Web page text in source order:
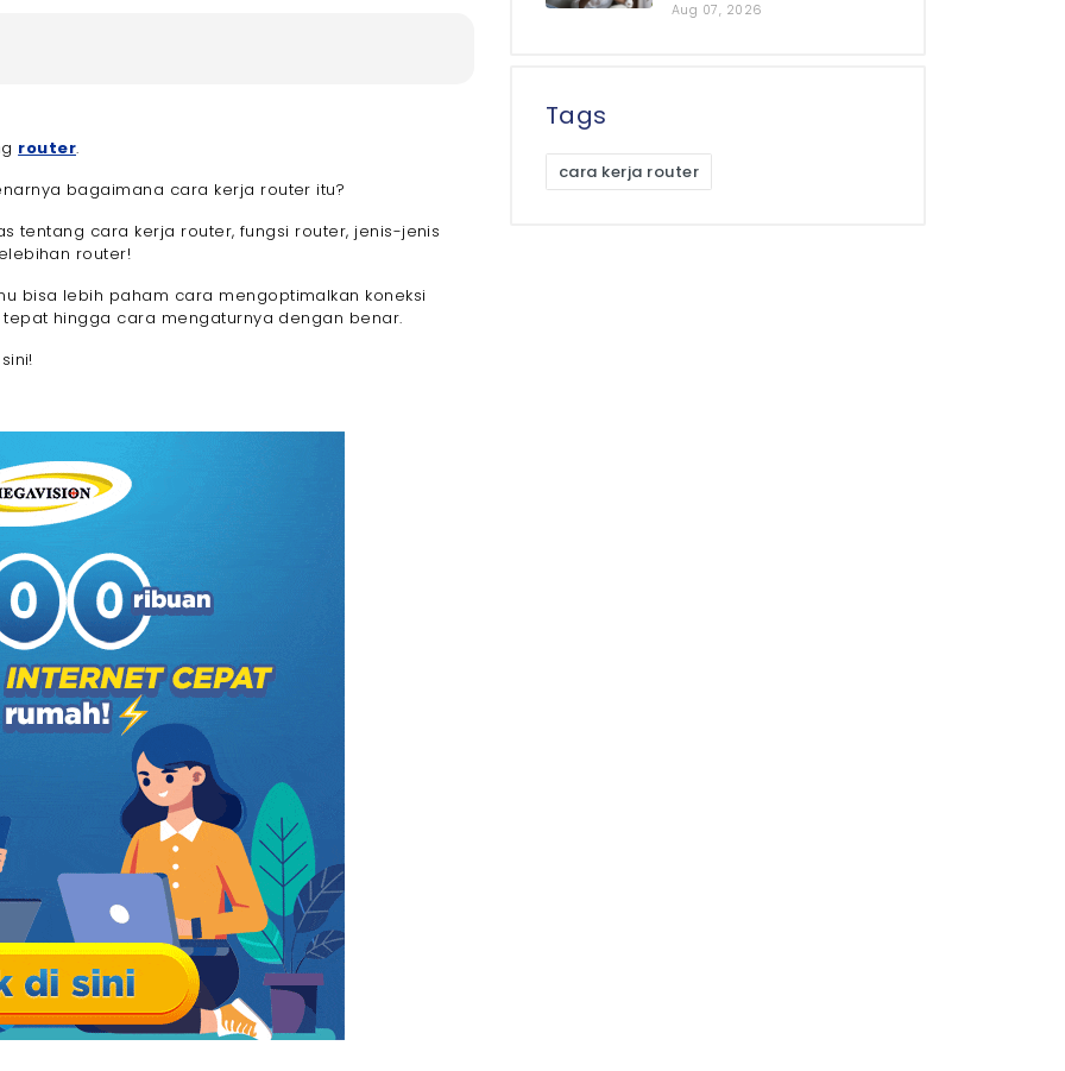
Routing
Khusus
Internet
Router
router.
bagaimana cara kerja router itu?
tentang cara kerja router, fungsi router, jenis-jenis
router!
bisa lebih paham cara mengoptimalkan koneksi
hingga cara mengaturnya dengan benar.
Aug 07, 2026
Tags
cara kerja router